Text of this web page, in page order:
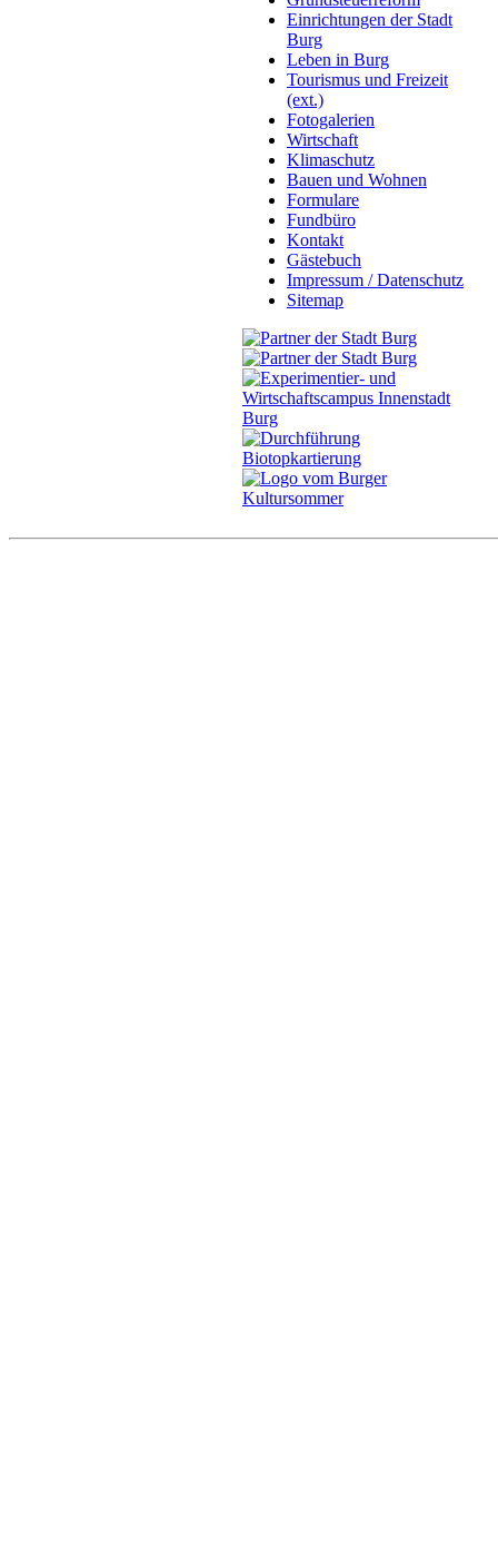
Einrichtungen der Stadt
Burg
Leben in Burg
Tourismus und Freizeit
(ext.)
Fotogalerien
Wirtschaft
Klimaschutz
Bauen und Wohnen
Formulare
Fundbüro
Kontakt
Gästebuch
Impressum / Datenschutz
Sitemap